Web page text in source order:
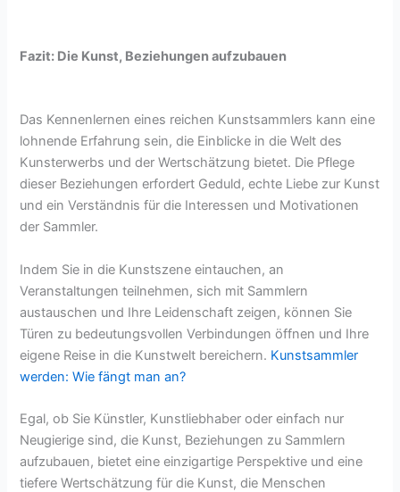
Fazit: Die Kunst, Beziehungen aufzubauen
Das Kennenlernen eines reichen Kunstsammlers kann eine
lohnende Erfahrung sein, die Einblicke in die Welt des
Kunsterwerbs und der Wertschätzung bietet. Die Pflege
dieser Beziehungen erfordert Geduld, echte Liebe zur Kunst
und ein Verständnis für die Interessen und Motivationen
der Sammler.
Indem Sie in die Kunstszene eintauchen, an
Veranstaltungen teilnehmen, sich mit Sammlern
austauschen und Ihre Leidenschaft zeigen, können Sie
Türen zu bedeutungsvollen Verbindungen öffnen und Ihre
eigene Reise in die Kunstwelt bereichern. Kunstsammler
werden: Wie fängt man an?
Egal, ob Sie Künstler, Kunstliebhaber oder einfach nur
Neugierige sind, die Kunst, Beziehungen zu Sammlern
aufzubauen, bietet eine einzigartige Perspektive und eine
tiefere Wertschätzung für die Kunst, die Menschen